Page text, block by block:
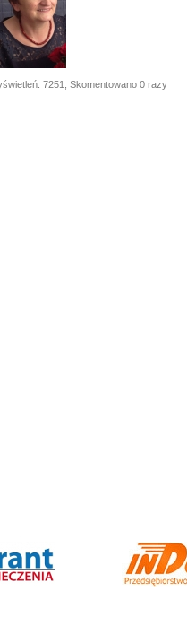
7251, Skomentowano 0 razy